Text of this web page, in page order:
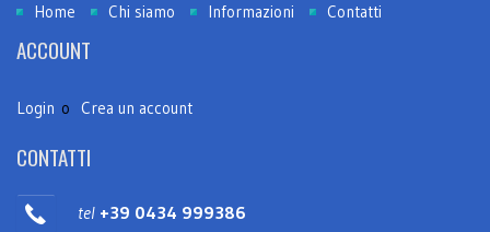
Home Chi siamo Informazioni Contatti
ACCOUNT
Login o Crea un account
CONTATTI
tel +39 0434 999386